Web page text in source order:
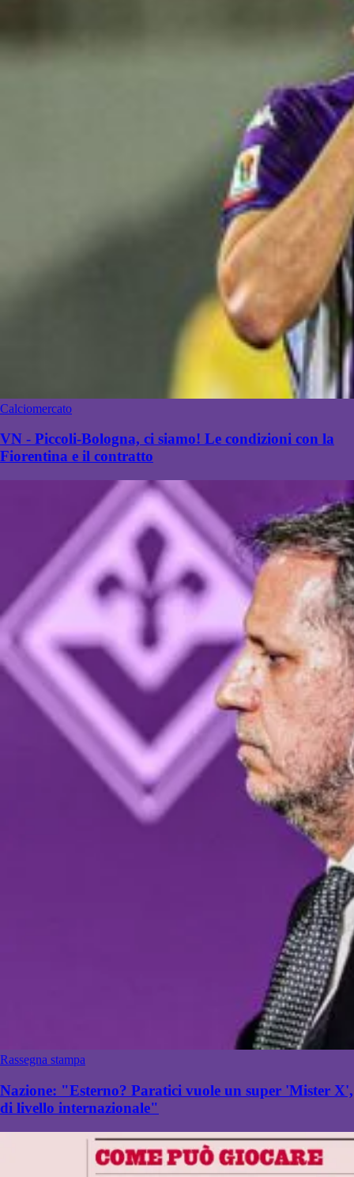
Calciomercato
VN - Piccoli-Bologna, ci siamo! Le condizioni con la
Fiorentina e il contratto
Rassegna stampa
Nazione: "Esterno? Paratici vuole un super 'Mister X',
di livello internazionale"